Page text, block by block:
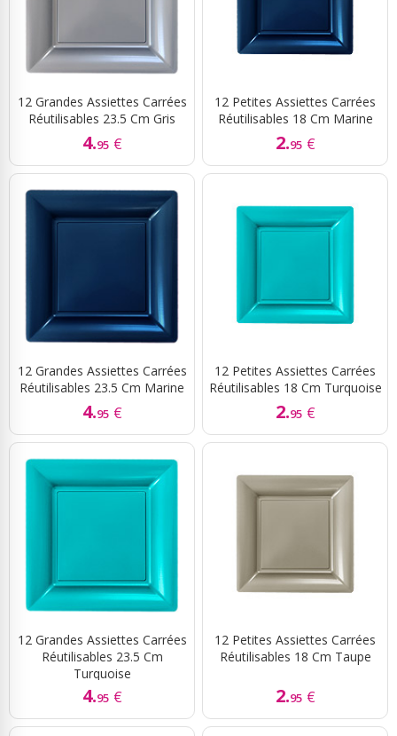
12 Grandes Assiettes Carrées
Réutilisables 23.5 Cm Gris
4.95 €
12 Petites Assiettes Carrées
Réutilisables 18 Cm Marine
2.95 €
12 Grandes Assiettes Carrées
Réutilisables 23.5 Cm Marine
4.95 €
12 Petites Assiettes Carrées
Réutilisables 18 Cm Turquoise
2.95 €
12 Grandes Assiettes Carrées
Réutilisables 23.5 Cm
Turquoise
4.95 €
12 Petites Assiettes Carrées
Réutilisables 18 Cm Taupe
2.95 €